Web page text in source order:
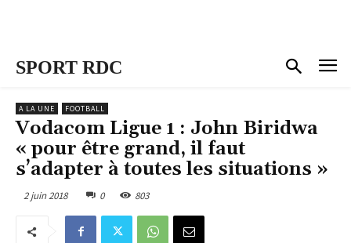
SPORT RDC
A LA UNE FOOTBALL
Vodacom Ligue 1 : John Biridwa
« pour être grand, il faut
s’adapter à toutes les situations »
2 juin 2018 0 803